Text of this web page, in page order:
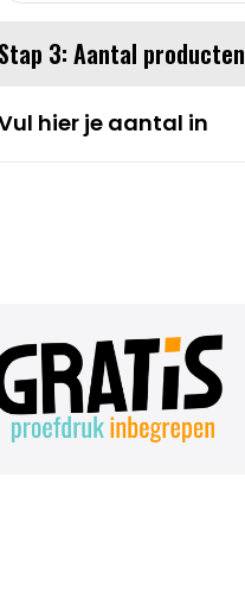
Stap 3: Aantal producten
hier je aantal in